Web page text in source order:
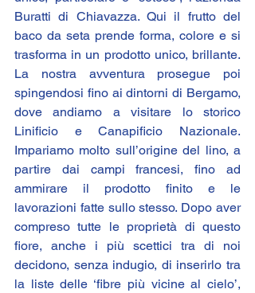
Buratti di Chiavazza. Qui il frutto del
baco da seta prende forma, colore e si
trasforma in un prodotto unico, brillante.
La nostra avventura prosegue poi
spingendosi fino ai dintorni di Bergamo,
Linificio e Canapificio Nazionale.
Impariamo molto sull’origine del lino, a
partire dai campi francesi, fino ad
ammirare il prodotto finito e le
lavorazioni fatte sullo stesso. Dopo aver
compreso tutte le proprietà di questo
fiore, anche i più scettici tra di noi
decidono, senza indugio, di inserirlo tra
la liste delle ‘fibre più vicine al cielo’,